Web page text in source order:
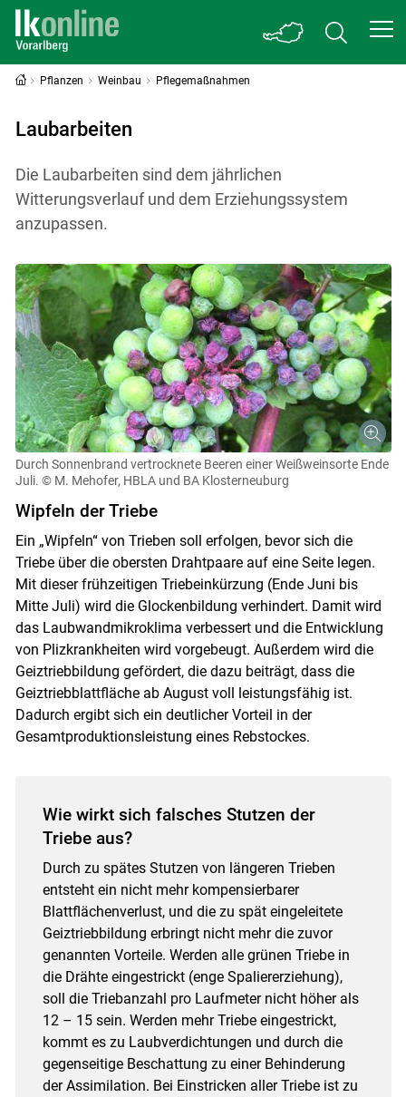
Pflanzen Weinbau Pflegemaßnahmen
Laubarbeiten
Die Laubarbeiten sind dem jährlichen
Witterungsverlauf und dem Erziehungssystem
anzupassen.
Durch Sonnenbrand vertrocknete Beeren einer Weißweinsorte Ende
Juli. © M. Mehofer, HBLA und BA Klosterneuburg
Wipfeln der Triebe
Ein „Wipfeln“ von Trieben soll erfolgen, bevor sich die
Triebe über die obersten Drahtpaare auf eine Seite legen.
Mit dieser frühzeitigen Triebeinkürzung (Ende Juni bis
Mitte Juli) wird die Glockenbildung verhindert. Damit wird
das Laubwandmikroklima verbessert und die Entwicklung
von Plizkrankheiten wird vorgebeugt. Außerdem wird die
Geiztriebbildung gefördert, die dazu beiträgt, dass die
Geiztriebblattfläche ab August voll leistungsfähig ist.
Dadurch ergibt sich ein deutlicher Vorteil in der
Gesamtproduktionsleistung eines Rebstockes.
Wie wirkt sich falsches Stutzen der
Triebe aus?
Durch zu spätes Stutzen von längeren Trieben
entsteht ein nicht mehr kompensierbarer
Blattflächenverlust, und die zu spät eingeleitete
Geiztriebbildung erbringt nicht mehr die zuvor
genannten Vorteile. Werden alle grünen Triebe in
die Drähte eingestrickt (enge Spaliererziehung),
soll die Triebanzahl pro Laufmeter nicht höher als
12 – 15 sein. Werden mehr Triebe eingestrickt,
kommt es zu Laubverdichtungen und durch die
gegenseitige Beschattung zu einer Behinderung
der Assimilation. Bei Einstricken aller Triebe ist zu